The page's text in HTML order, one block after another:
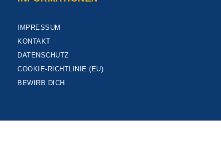
IMPRESSUM
KONTAKT
DATENSCHUTZ
COOKIE-RICHTLINIE (EU)
BEWIRB DICH